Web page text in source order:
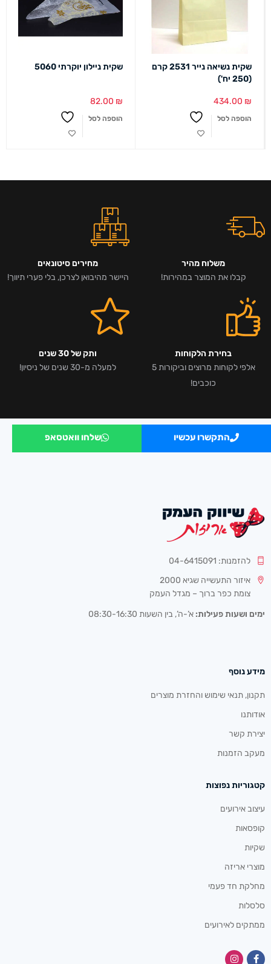
שקית נשיאה נייר 2531 קרם
(250 יח')
434.00 ₪
הוספה לסל
שקית ניילון יוקרתי 5060
82.00 ₪
הוספה לסל
משלוח מהיר
קבלו את המוצר במהירות!
מחירים סיטונאים
היישר מהיבואן לצרכן, בלי פערי תיווך!
בחירת הלקוחות
אלפי לקוחות מרוצים וביקורות 5
כוכבים!
ותק של 30 שנים
למעלה מ-30 שנים של ניסיון!
התקשרו עכשיו שלחו וואטסאפ
להזמנות: 04-6415091
איזור התעשייה שגיא 2000
צומת כפר ברוך – מגדל העמק
ימים ושעות פעילות: א’-ה’, בין השעות 08:30-16:30
מידע נוסף
תקנון, תנאי שימוש והחזרת מוצרים
אודותנו
יצירת קשר
מעקב הזמנות
קטגוריות נפוצות
עיצוב אירועים
קופסאות
שקיות
מוצרי אריזה
מחלקת חד פעמי
סלסלות
ממתקים לאירועים